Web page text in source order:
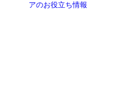
アのお役立ち情報